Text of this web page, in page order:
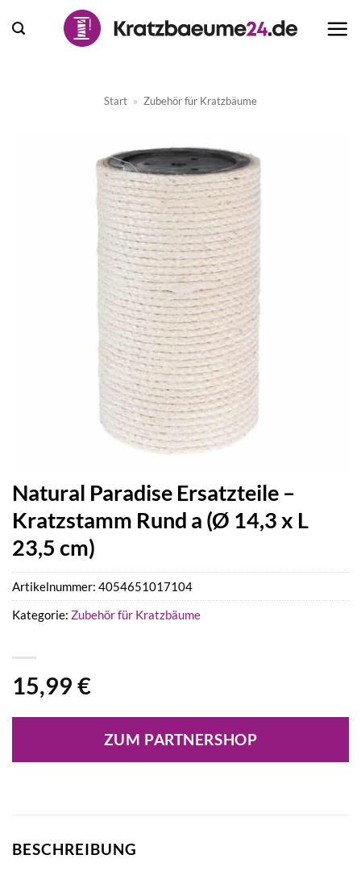
Inhalt
Start » Zubehör für Kratzbäume
Natural Paradise Ersatzteile –
Kratzstamm Rund a (Ø 14,3 x L
23,5 cm)
15,99 €
ZUM PARTNERSHOP
Artikelnummer: 4054651017104
Kategorie: Zubehör für Kratzbäume
BESCHREIBUNG